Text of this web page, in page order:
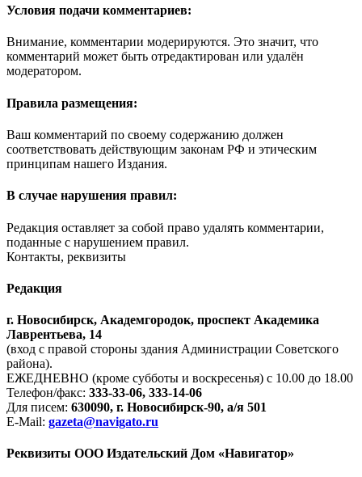
Условия подачи комментариев:
Внимание, комментарии модерируются. Это значит, что
комментарий может быть отредактирован или удалён
модератором.
Правила размещения:
Ваш комментарий по своему содержанию должен
соответствовать действующим законам РФ и этическим
принципам нашего Издания.
В случае нарушения правил:
Редакция оставляет за собой право удалять комментарии,
поданные с нарушением правил.
Контакты, реквизиты
Редакция
г. Новосибирск, Академгородок, проспект Академика
Лаврентьева, 14
(вход с правой стороны здания Администрации Советского
района).
ЕЖЕДНЕВНО (кроме субботы и воскресенья) с 10.00 до 18.00
Телефон/факс: 333-33-06, 333-14-06
Для писем: 630090, г. Новосибирск-90, а/я 501
E-Mail: gazeta@navigato.ru
Реквизиты ООО Издательский Дом «Навигатор»